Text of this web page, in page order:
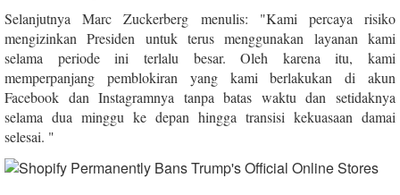
Selanjutnya Marc Zuckerberg menulis: "Kami percaya risiko
mengizinkan Presiden untuk terus menggunakan layanan kami
selama periode ini terlalu besar. Oleh karena itu, kami
memperpanjang pemblokiran yang kami berlakukan di akun
Facebook dan Instagramnya tanpa batas waktu dan setidaknya
selama dua minggu ke depan hingga transisi kekuasaan damai
selesai. "